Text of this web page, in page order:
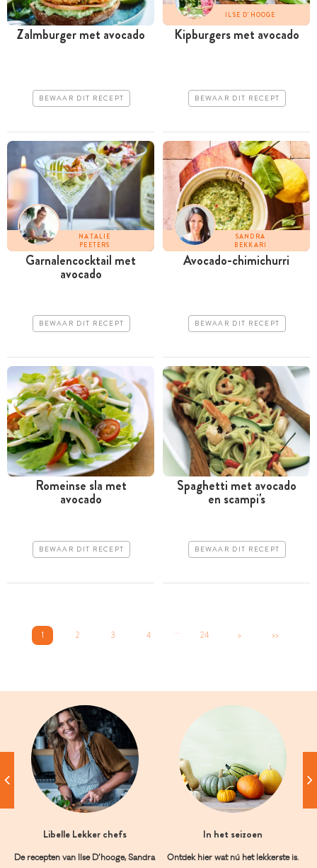
Zalmburger met avocado
BEWAAR DIT RECEPT
ILSE D'HOOGE
Kipburgers met avocado
BEWAAR DIT RECEPT
NATALIE
PEETERS
Garnalencocktail met
avocado
BEWAAR DIT RECEPT
SANDRA
BEKKARI
Avocado-­chimichurri
BEWAAR DIT RECEPT
Romeinse sla met
avocado
BEWAAR DIT RECEPT
Spaghetti met avocado
en scampi's
BEWAAR DIT RECEPT
1 2 3 4 ... 24 > >>
Libelle Lekker chefs
De recepten van Ilse D’hooge, Sandra
In het seizoen
Ontdek hier wat nú het lekkerste is.